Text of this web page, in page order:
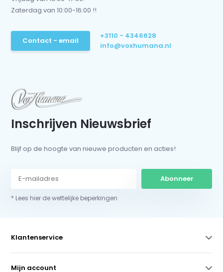
Zaterdag van 10:00-16:00 !!
Contact - email
+3110 - 4346628
info@voxhumana.nl
Inschrijven Nieuwsbrief
Blijf op de hoogte van nieuwe producten en acties!
Abonneer
* Lees hier de wettelijke beperkingen
Klantenservice
Mijn account